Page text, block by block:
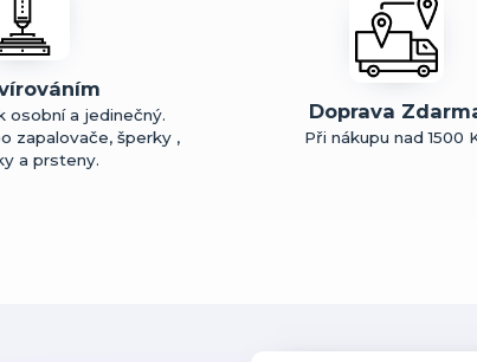
osobní a jedinečný.
zapalovače, šperky ,
a prsteny.
Doprava
Při nákupu nad 1500